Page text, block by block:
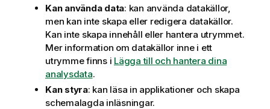
Kan använda data: kan använda datakällor,
men kan inte skapa eller redigera datakällor.
Kan inte skapa innehåll eller hantera utrymmet.
Mer information om datakällor inne i ett
utrymme finns i Lägga till och hantera dina
analysdata.
Kan styra: kan läsa in applikationer och skapa
schemalagda inläsningar.